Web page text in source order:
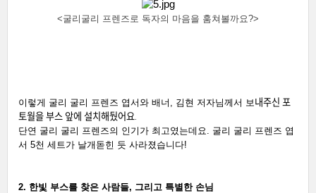
<굴리굴리 프렌즈로 독자의 마음을 훔쳐볼까요?>
이렇게 굴리 굴리 프렌즈 엽서와 배너, 김현 저자님께서 보내주신 포
토월을 부스 앞에 설치해뒀어요.
단연 굴리 굴리 프렌즈의 인기가 최고였는데요. 굴리 굴리 프렌즈 엽
서 5천 세트가 날개돋힌 듯 사라졌습니다!
2. 한빛 부스를 찾은 사람들, 그리고 특별한 손님